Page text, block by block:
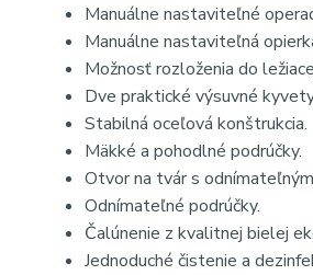
Manuálne nastaviteľné
Manuálne nastaviteľná
Možnosť rozloženia do
Dve praktické výsuvné
Stabilná oceľová konštrukcia.
Mäkké a pohodlné podrúčky.
Otvor na tvár s
Odnímateľné podrúčky.
Čalúnenie z kvalitnej bielej
Jednoduché čistenie a